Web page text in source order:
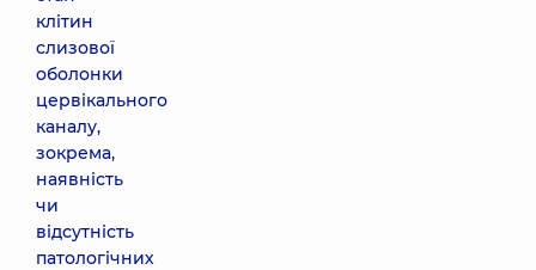
клітин
слизової
оболонки
цервікального
каналу,
зокрема,
наявність
чи
відсутність
патологічних